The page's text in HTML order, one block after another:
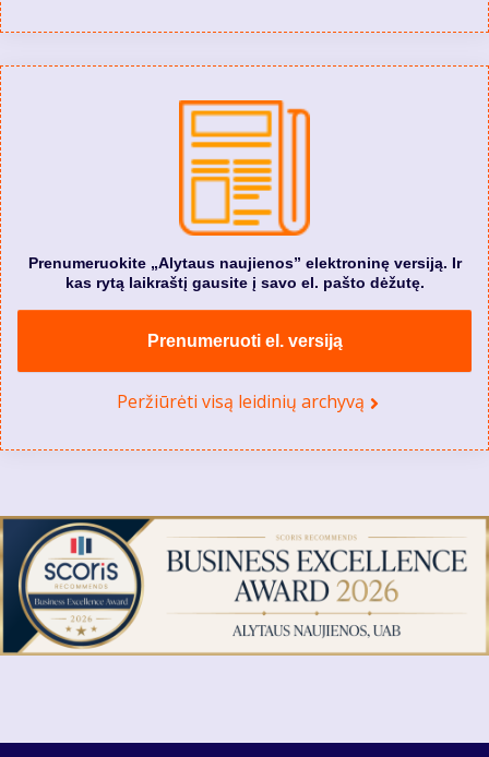
Prenumeruokite „Alytaus naujienos” elektroninę versiją. Ir
kas rytą laikraštį gausite į savo el. pašto dėžutę.
Prenumeruoti el. versiją
Peržiūrėti visą leidinių archyvą